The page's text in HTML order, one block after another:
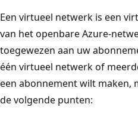
Een virtueel netwerk is een
van het openbare Azure-
toegewezen aan uw
één virtueel netwerk of
een abonnement wilt maken,
de volgende punten: